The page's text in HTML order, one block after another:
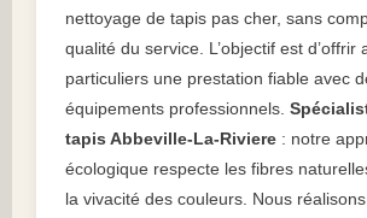
nettoyage de tapis pas cher, sans
qualité du service. L’objectif est d’offrir
particuliers une prestation fiable avec
équipements professionnels.
tapis Abbeville-La-Riviere : notre
écologique respecte les fibres
la vivacité des couleurs. Nous